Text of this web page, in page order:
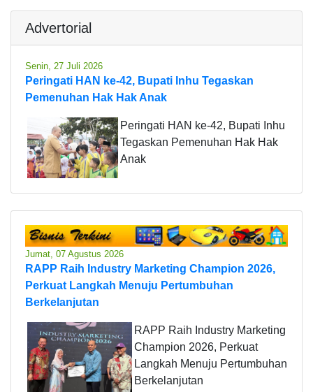
Advertorial
Senin, 27 Juli 2026
Peringati HAN ke-42, Bupati Inhu Tegaskan
Pemenuhan Hak Hak Anak
Peringati HAN ke-42, Bupati Inhu
Tegaskan Pemenuhan Hak Hak
Anak
Jumat, 07 Agustus 2026
RAPP Raih Industry Marketing Champion 2026,
Perkuat Langkah Menuju Pertumbuhan
Berkelanjutan
RAPP Raih Industry Marketing
Champion 2026, Perkuat
Langkah Menuju Pertumbuhan
Berkelanjutan